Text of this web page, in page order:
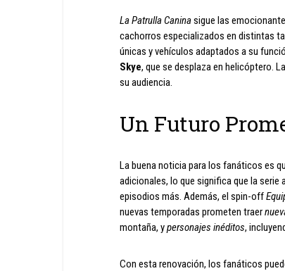
La Patrulla Caninasigue las
cachorros especializados en distintas
únicas y vehículos adaptados a su
Skye, que se desplaza en helicóptero.
su audiencia.
Un Futuro
La buena noticia para los fanáticos es
adicionales, lo que significa que la serie
episodios más. Además, el spin-off
nuevas temporadas prometen traer
montaña, ypersonajes inéditos,
Con esta renovación, los fanáticos